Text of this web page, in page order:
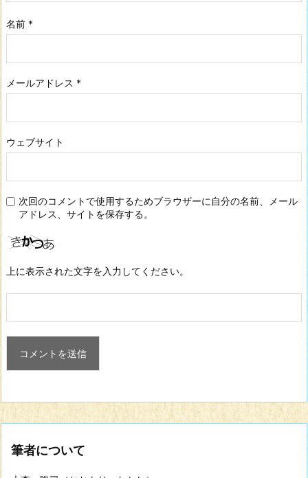
名前 *
メールアドレス *
ウェブサイト
次回のコメントで使用するためブラウザーに自分の名前、メール
アドレス、サイトを保存する。
上に表示された文字を入力してください。
筆者について